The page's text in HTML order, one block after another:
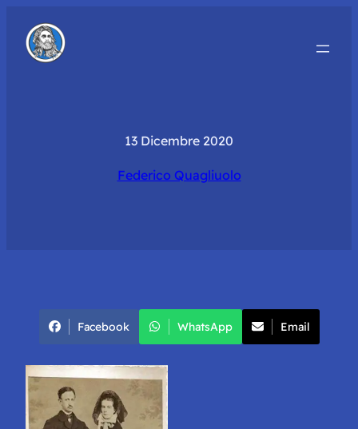
13 Dicembre 2020
Federico Quagliuolo
Facebook WhatsApp Email